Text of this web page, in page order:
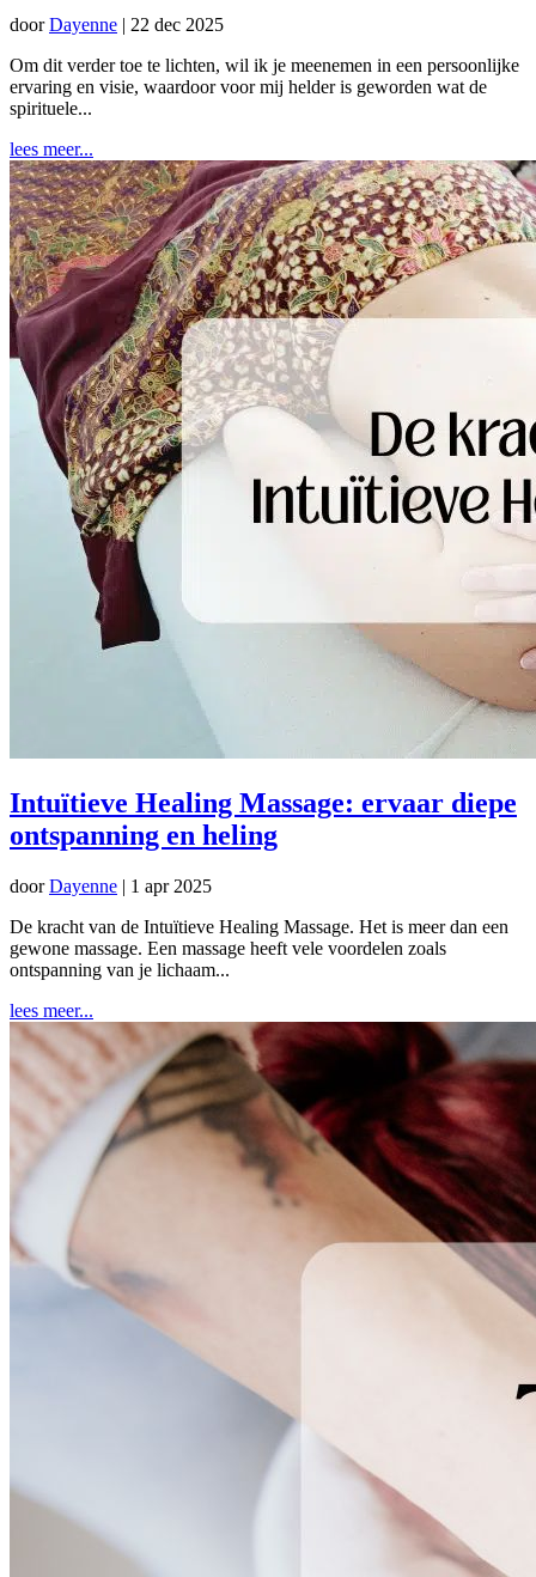
doorDayenne | 22 dec 2025
Om dit verder toe te lichten, wil ik je meenemen in een persoonlijke
ervaring en visie, waardoor voor mij helder is geworden wat de
spirituele...
lees meer...
Intuïtieve Healing Massage: ervaar diepe
ontspanning en heling
doorDayenne | 1 apr 2025
De kracht van de Intuïtieve Healing Massage. Het is meer dan een
gewone massage. Een massage heeft vele voordelen zoals
ontspanning van je lichaam...
lees meer...